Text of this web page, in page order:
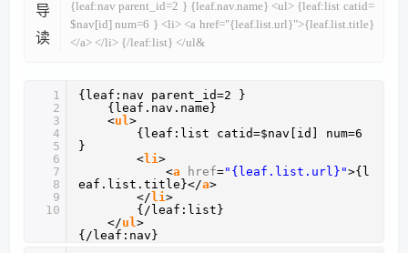
导
读
{leaf:nav parent_id=2 } {leaf.nav.name} <ul> {leaf:list catid=
$nav[id] num=6 } <li> <a href="{leaf.list.url}">{leaf.list.title}
</a> </li> {/leaf:list} </ul&
1
2
3
4
5
6
7
8
9
10
{leaf:nav parent_id=2 }
{leaf.nav.name}
<ul >
{leaf:list catid=$nav[id] num=6
}
<li >
<a href="{leaf.list.url}">{l
eaf.list.title}</a>
</ li >
{/leaf:list}
</ul >
{/leaf:nav}